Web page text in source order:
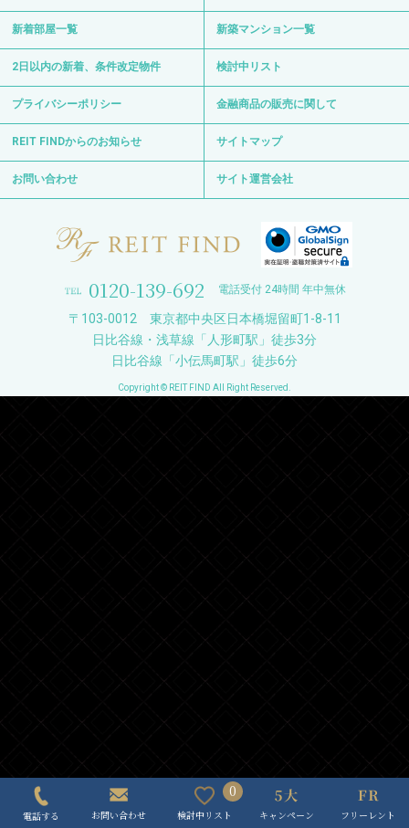
新着部屋一覧 新築マンション一覧
2日以内の新着、条件改定物件 検討中リスト
プライバシーポリシー 金融商品の販売に関して
REIT FINDからのお知らせ サイトマップ
お問い合わせ サイト運営会社
0120-139-692 電話受付 24時間 年中無休
〒103-0012 東京都中央区日本橋堀留町1-8-11
日比谷線・浅草線「人形町駅」徒歩3分
日比谷線「小伝馬町駅」徒歩6分
Copyright © REIT FIND All Right Reserved.
電話する お問い合わせ
0
検討中リスト キャンペーン フリーレント